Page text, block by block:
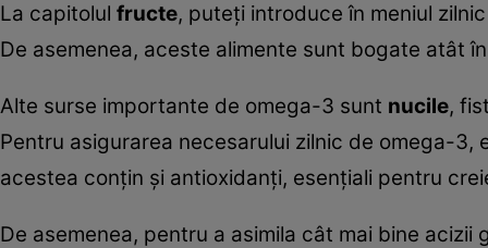
La capitolul fructe, puteţi introduce în meniul
De asemenea, aceste alimente sunt bogate atât
Alte surse importante de omega-3 sunt nucile,
Pentru asigurarea necesarului zilnic de omega-
acestea conţin şi antioxidanţi, esenţiali pentru
De asemenea, pentru a asimila cât mai bine